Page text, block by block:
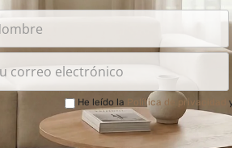
He leído la Política de privacidad